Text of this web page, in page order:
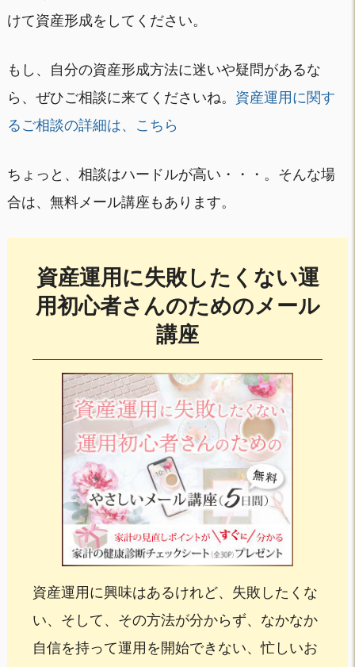
けて資産形成をしてください。
もし、自分の資産形成方法に迷いや疑問があるな
ら、ぜひご相談に来てくださいね。 資産運用に関す
るご相談の詳細は、こちら
ちょっと、相談はハードルが高い・・・。そんな場
合は、無料メール講座もあります。
資産運用に失敗したくない運
用初心者さんのためのメール
講座
資産運用に興味はあるけれど、失敗したくな
い、そして、その方法が分からず、なかなか
自信を持って運用を開始できない、忙しいお